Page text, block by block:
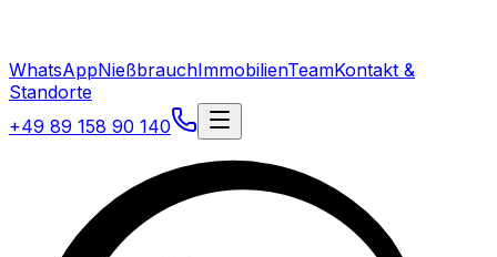
WhatsAppNießbrauchImmobilienTeamKontakt &
Standorte
+49 89 158 90 140